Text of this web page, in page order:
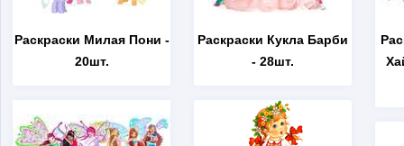
Раскраски Милая Пони -
20шт.
Раскраски Кукла Барби
- 28шт.